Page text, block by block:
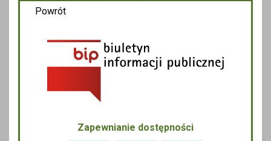
Powrót
Zapewnianie dostępności